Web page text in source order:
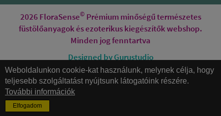
2026 FloraSense© Prémium minőségű természetes
füstölőanyagok és ezoterikus kiegészítők webshop.
Minden jog fenntartva
Designed by Gurustudio
Honlapkészítés
Weboldalunkon cookie-kat használunk, melynek célja, hogy
teljesebb szolgáltatást nyújtsunk látogatóink részére.
További információk
Elfogadom